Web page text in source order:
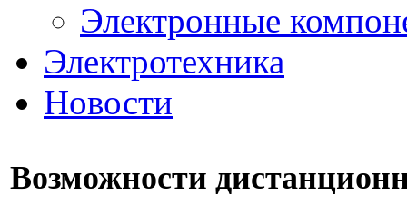
Электронные
Электротехника
Новости
Возможности